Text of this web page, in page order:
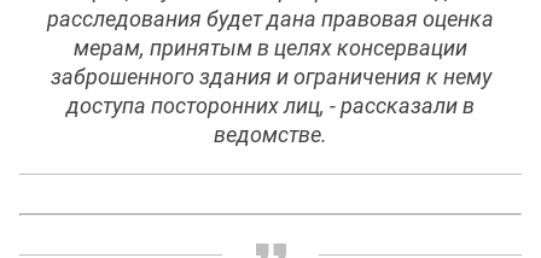
расследования будет дана правовая оценка
мерам, принятым в целях консервации
заброшенного здания и ограничения к нему
доступа посторонних лиц, - рассказали в
ведомстве.